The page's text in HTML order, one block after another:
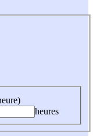
heures